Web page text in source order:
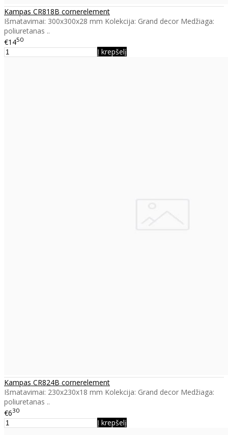
Kampas CR818B cornerelement
Išmatavimai: 300x300x28 mm Kolekcija: Grand decor Medžiaga:
poliuretanas ..
€1450
Į krepšelį
Kampas CR824B cornerelement
Išmatavimai: 230x230x18 mm Kolekcija: Grand decor Medžiaga:
poliuretanas ..
€630
Į krepšelį